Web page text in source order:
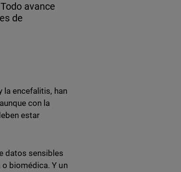
avance
de
la encefalitis, han
con la
estar
datos sensibles
biomédica. Y un